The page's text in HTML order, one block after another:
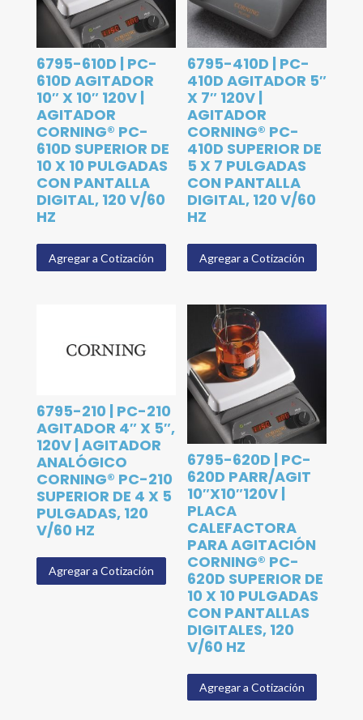
6795-610D | PC-
610D AGITADOR
10″ X 10″ 120V |
AGITADOR
CORNING® PC-
610D SUPERIOR DE
10 X 10 PULGADAS
CON PANTALLA
DIGITAL, 120 V/60
HZ
Agregar a Cotización
6795-410D | PC-
410D AGITADOR 5″
X 7″ 120V |
AGITADOR
CORNING® PC-
410D SUPERIOR DE
5 X 7 PULGADAS
CON PANTALLA
DIGITAL, 120 V/60
HZ
Agregar a Cotización
6795-210 | PC-210
AGITADOR 4″ X 5″,
120V | AGITADOR
ANALÓGICO
CORNING® PC-210
SUPERIOR DE 4 X 5
PULGADAS, 120
V/60 HZ
Agregar a Cotización
6795-620D | PC-
620D PARR/AGIT
10″X10″120V |
PLACA
CALEFACTORA
PARA AGITACIÓN
CORNING® PC-
620D SUPERIOR DE
10 X 10 PULGADAS
CON PANTALLAS
DIGITALES, 120
V/60 HZ
Agregar a Cotización